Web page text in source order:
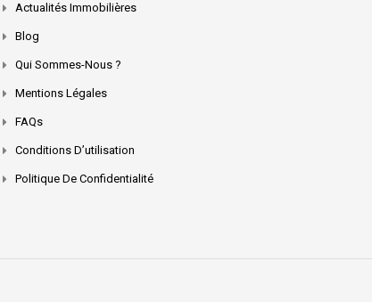
Actualités Immobilières
Blog
Qui Sommes-Nous ?
Mentions Légales
FAQs
Conditions D’utilisation
Politique De Confidentialité